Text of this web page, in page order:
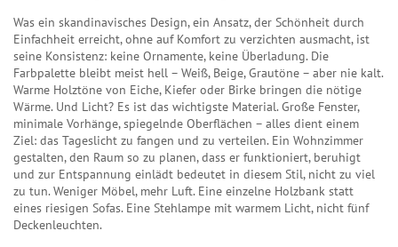
Was ein skandinavisches Design,ein Ansatz, der Schönheit durch
Einfachheit erreicht, ohne auf Komfort zu verzichten ausmacht, ist
seine Konsistenz: keine Ornamente, keine Überladung. Die
Farbpalette bleibt meist hell – Weiß, Beige, Grautöne – aber nie kalt.
Warme Holztöne von Eiche, Kiefer oder Birke bringen die nötige
Wärme. Und Licht? Es ist das wichtigste Material. Große Fenster,
minimale Vorhänge, spiegelnde Oberflächen – alles dient einem
Ziel: das Tageslicht zu fangen und zu verteilen. Ein Wohnzimmer
gestalten,den Raum so zu planen, dass er funktioniert, beruhigt
und zur Entspannung einlädt bedeutet in diesem Stil, nicht zu viel
zu tun. Weniger Möbel, mehr Luft. Eine einzelne Holzbank statt
eines riesigen Sofas. Eine Stehlampe mit warmem Licht, nicht fünf
Deckenleuchten.